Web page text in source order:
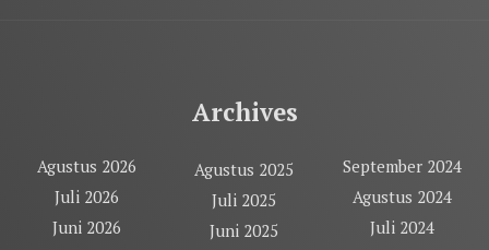
Archives
Agustus 2026
Juli 2026
Juni 2026
Agustus 2025
Juli 2025
Juni 2025
September 2024
Agustus 2024
Juli 2024